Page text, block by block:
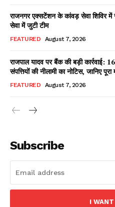
Facebook
X WhatsApp
Share
Read Latest
राजनगर एक्सटेंशन के कांवड़ सेवा शिविर में
सेवा में जुटी टीम
FEATURED August 7, 2026
राजपाल यादव पर बैंक की बड़ी कार्रवाई:
संपत्तियों की नीलामी का नोटिस, जानिए पूरा
FEATURED August 7, 2026
Subscribe
I